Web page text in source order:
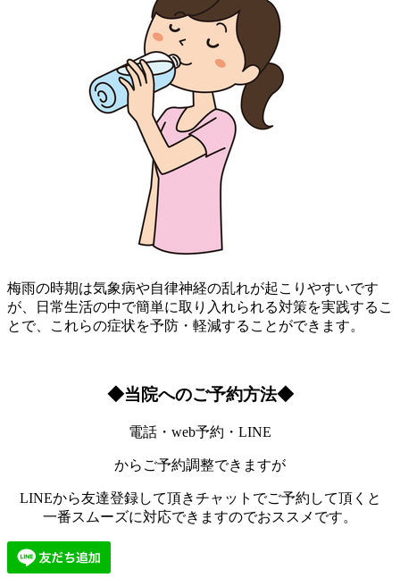
梅雨の時期は気象病や自律神経の乱れが起こりやすいです
が、日常生活の中で簡単に取り入れられる対策を実践するこ
とで、これらの症状を予防・軽減することができます。
◆当院へのご予約方法◆
電話・web予約・LINE
からご予約調整できますが
LINEから友達登録して頂きチャットでご予約して頂くと
一番スムーズに対応できますのでおススメです。